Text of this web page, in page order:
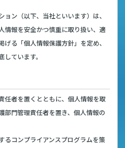
ョン（以下、当社といいます）は、
情報を安全かつ慎重に取り扱い、適
る「個人情報保護方針」を定め、
ています。
任者を置くとともに、個人情報を取
部門管理責任者を置き、個人情報の
るコンプライアンスプログラムを策